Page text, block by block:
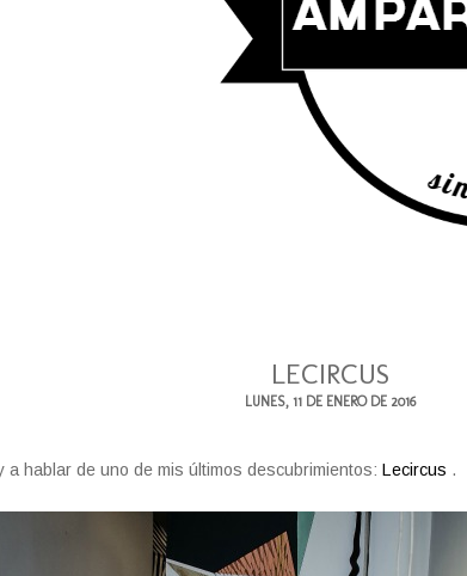
LECIRCUS
LUNES, 11 DE ENERO DE 2016
a hablar de uno de mis últimos descubrimientos: Lecircus .